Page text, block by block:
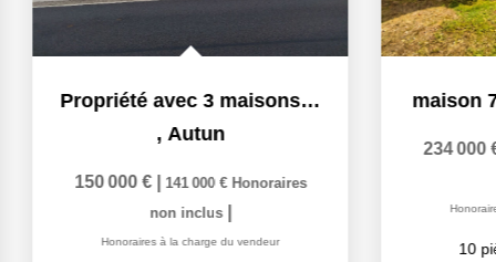
Propriété avec 3 maisons, 8 garages et terrain
Autun
150 000 € |141 000 € Honoraires
non inclus|
Honoraires à la charge du vendeur
maison 7
234 000 €
10